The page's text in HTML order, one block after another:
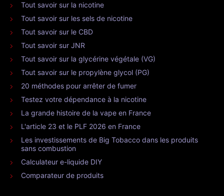
Tout savoir sur la nicotine
Tout savoir sur les sels de nicotine
Tout savoir sur le CBD
Tout savoir sur JNR
Tout savoir sur la glycérine végétale (VG)
Tout savoir sur le propylène glycol (PG)
20 méthodes pour arrêter de fumer
Testez votre dépendance à la nicotine
La grande histoire de la vape en France
L'article 23 et le PLF 2026 en France
Les investissements de Big Tobacco dans les produits
sans combustion
Calculateur e-liquide DIY
Comparateur de produits